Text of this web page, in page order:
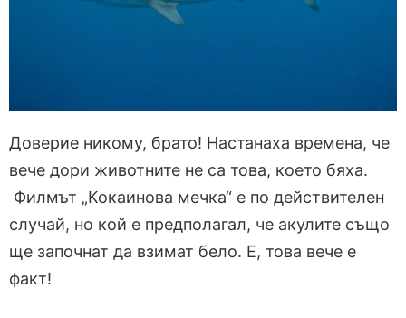
Доверие никому, брато! Настанаха времена, че
вече дори животните не са това, което бяха.
Филмът „Кокаинова мечка“ е по действителен
случай, но кой е предполагал, че акулите също
ще започнат да взимат бело. Е, това вече е
факт!